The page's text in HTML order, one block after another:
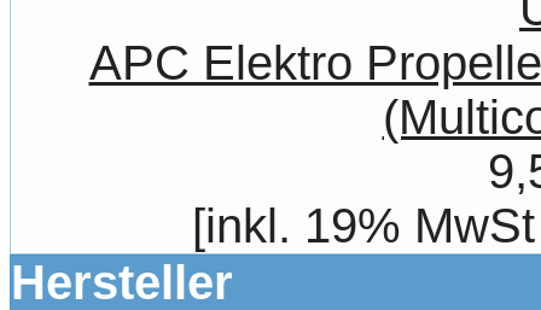
APC Elektro
[inkl. 19%
Hersteller